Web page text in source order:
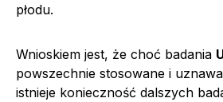
płodu.
Wnioskiem jest, że choć badania
powszechnie stosowane i
istnieje konieczność dalszych